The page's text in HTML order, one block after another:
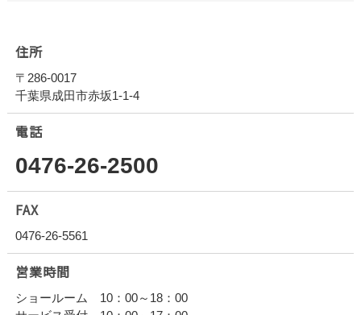
住所
〒286-0017
千葉県成田市赤坂1-1-4
電話
0476-26-2500
FAX
0476-26-5561
営業時間
ショールーム 10：00～18：00